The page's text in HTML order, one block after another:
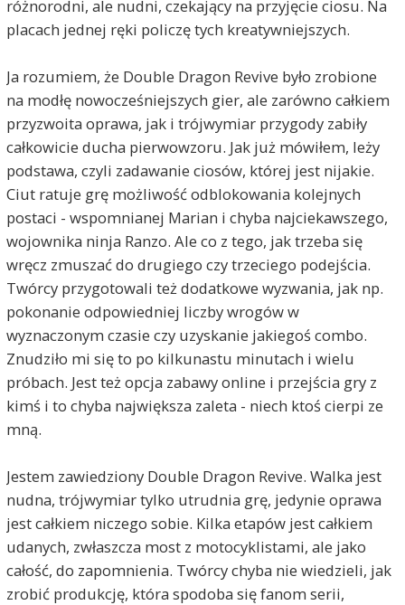
różnorodni, ale nudni, czekający na przyjęcie ciosu. Na
placach jednej ręki policzę tych kreatywniejszych.
Ja rozumiem, że Double Dragon Revive było zrobione
na modłę nowocześniejszych gier, ale zarówno całkiem
przyzwoita oprawa, jak i trójwymiar przygody zabiły
całkowicie ducha pierwowzoru. Jak już mówiłem, leży
podstawa, czyli zadawanie ciosów, której jest nijakie.
Ciut ratuje grę możliwość odblokowania kolejnych
postaci - wspomnianej Marian i chyba najciekawszego,
wojownika ninja Ranzo. Ale co z tego, jak trzeba się
wręcz zmuszać do drugiego czy trzeciego podejścia.
Twórcy przygotowali też dodatkowe wyzwania, jak np.
pokonanie odpowiedniej liczby wrogów w
wyznaczonym czasie czy uzyskanie jakiegoś combo.
Znudziło mi się to po kilkunastu minutach i wielu
próbach. Jest też opcja zabawy online i przejścia gry z
kimś i to chyba największa zaleta - niech ktoś cierpi ze
mną.
Jestem zawiedziony Double Dragon Revive. Walka jest
nudna, trójwymiar tylko utrudnia grę, jedynie oprawa
jest całkiem niczego sobie. Kilka etapów jest całkiem
udanych, zwłaszcza most z motocyklistami, ale jako
całość, do zapomnienia. Twórcy chyba nie wiedzieli, jak
zrobić produkcję, która spodoba się fanom serii,